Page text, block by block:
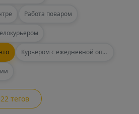
Работа поваром
Курьером с ежедневной оплатой
тегов